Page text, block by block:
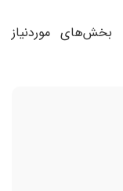
بخش‌های موردنیاز